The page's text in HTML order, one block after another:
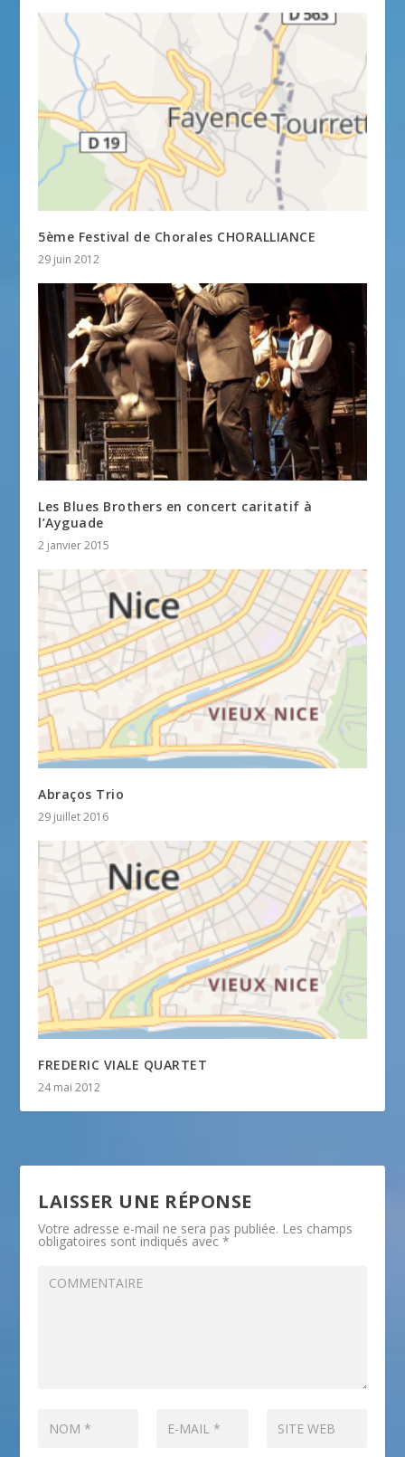
5ème Festival de Chorales CHORALLIANCE
29 juin 2012
Les Blues Brothers en concert caritatif à
l’Ayguade
2 janvier 2015
Abraços Trio
29 juillet 2016
FREDERIC VIALE QUARTET
24 mai 2012
LAISSER UNE RÉPONSE
Votre adresse e-mail ne sera pas publiée. Les champs
obligatoires sont indiqués avec*